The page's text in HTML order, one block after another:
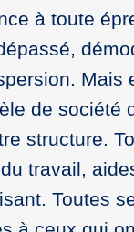
à toute
Mais
de société
structure.
travail,
Toutes